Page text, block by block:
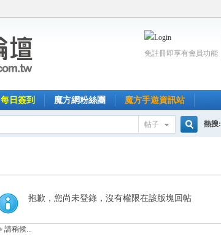
免註冊即享有會員功能
每日簽到 魔方網粉絲團 魔方手遊資訊站
帖子
索
熱搜:
抱歉，您尚未登錄，沒有權限在該版塊回帖
請稍候...